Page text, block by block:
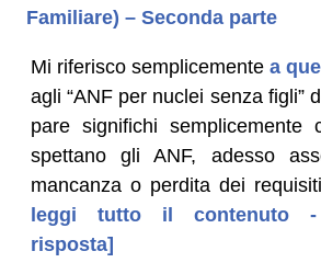
Familiare) – Seconda parte
Mi riferisco semplicementea
agli “ANF per nuclei senza figli”
pare significhi
spettano gli ANF, adesso
mancanza o perdita dei
leggi tutto il contenuto -
risposta]